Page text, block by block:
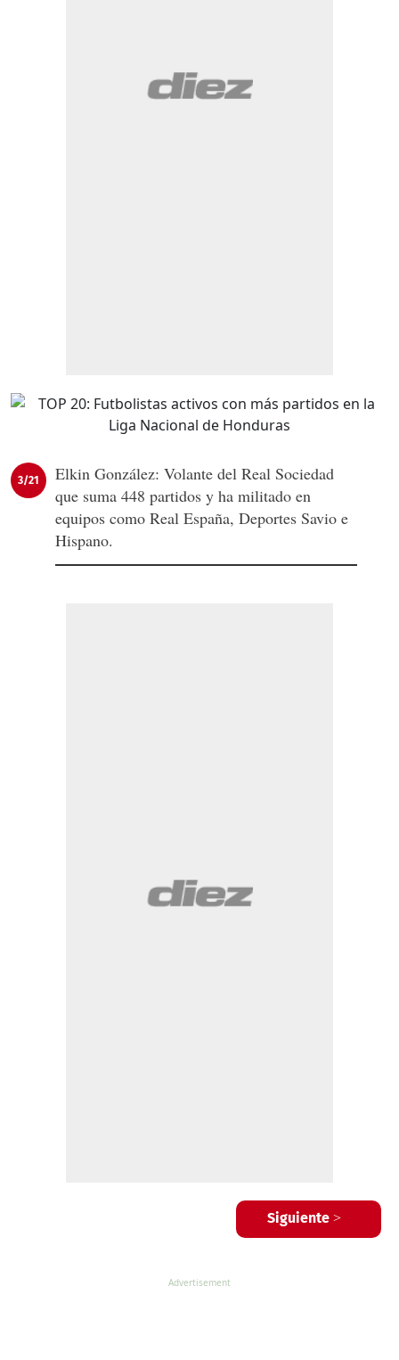
3/21
Elkin González: Volante del Real Sociedad
que suma 448 partidos y ha militado en
equipos como Real España, Deportes Savio e
Hispano.
Siguiente >